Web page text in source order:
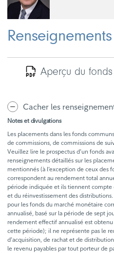
Aperçu du fonds
Cacher les
Notes et divulgations
Les placements dans les fonds
de commissions, de commissions de
Veuillez lire le prospectus d’un fonds
renseignements détaillés sur les
mentionnés (à l’exception de ceux des
correspondent au rendement total
période indiquée et ils tiennent compte
et du réinvestissement des
pour les fonds du marché monétaire
annualisé, basé sur la période de sept
rendement effectif annualisé est
cette période); il ne représente pas le
d’acquisition, de rachat et de
le revenu payables par tout porteur de